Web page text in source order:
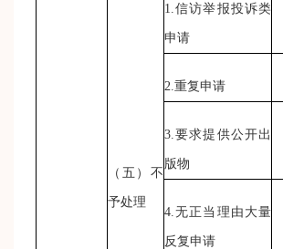
（五）不
予处理
1.信访举报投诉类
申请
2.重复申请
3.要求提供公开出
版物
4.无正当理由大量
反复申请